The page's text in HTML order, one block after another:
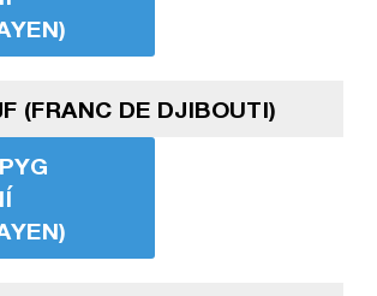
(FRANC DE DJIBOUTI)